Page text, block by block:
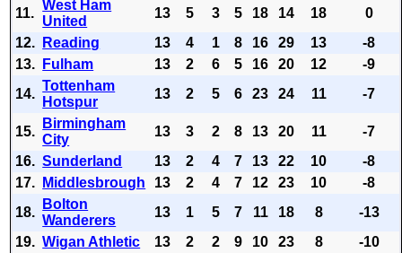
11.
West Ham
United
13 5 3 5 18 14 18
0
12.
Reading 13 4 1 8 16 29 13
-8
13.
Fulham 13 2 6 5 16 20 12
-9
14.
Tottenham
Hotspur
13 2 5 6 23 24 11 -7
15.
Birmingham
City
13 3 2 8 13 20 11
-7
16. Sunderland 13 2 4 7 13 22 10
-8
17.
Middlesbrough 13 2 4 7 12 23 10
-8
18.
Bolton
Wanderers
13 1 5 7 11 18 8
-13
19. Wigan Athletic 13 2 2 9 10 23 8 -10